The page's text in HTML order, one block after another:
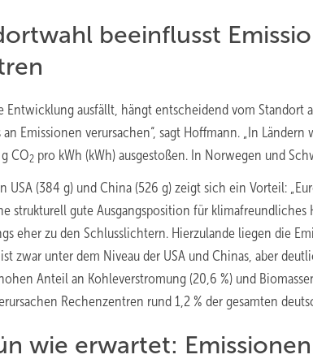
beeinflusst
Entwicklung ausfällt, hängt entscheidend vom Standort
Emissionen verursachen“, sagt Hoffmann. „In
CO2 pro kWh (kWh) ausgestoßen. In Norwegen und
USA (384 g) und China (526 g) zeigt sich ein Vorteil:
strukturell gute Ausgangsposition für klimafreundliches
eher zu den Schlusslichtern. Hierzulande liegen die
zwar unter dem Niveau der USA und Chinas, aber
Anteil an Kohleverstromung (20,6 %) und
Rechenzentren rund 1,2 % der gesamten
wie erwartet: